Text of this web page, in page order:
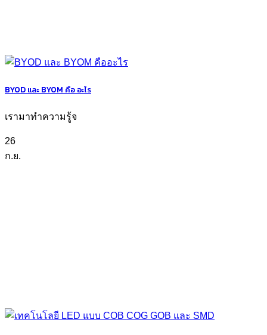
BYOD และ BYOM คือ อะไร
เรามาทำความรู้จ
26
ก.ย.